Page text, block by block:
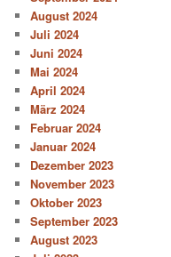
August 2024
Juli 2024
Juni 2024
Mai 2024
April 2024
März 2024
Februar 2024
Januar 2024
Dezember 2023
November 2023
Oktober 2023
September 2023
August 2023